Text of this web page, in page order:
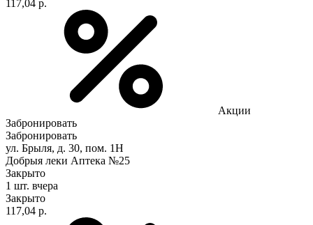
117,04 р.
Акции
Забронировать
Забронировать
ул. Брыля, д. 30, пом. 1Н
Добрыя леки Аптека №25
Закрыто
1 шт. вчера
Закрыто
117,04 р.